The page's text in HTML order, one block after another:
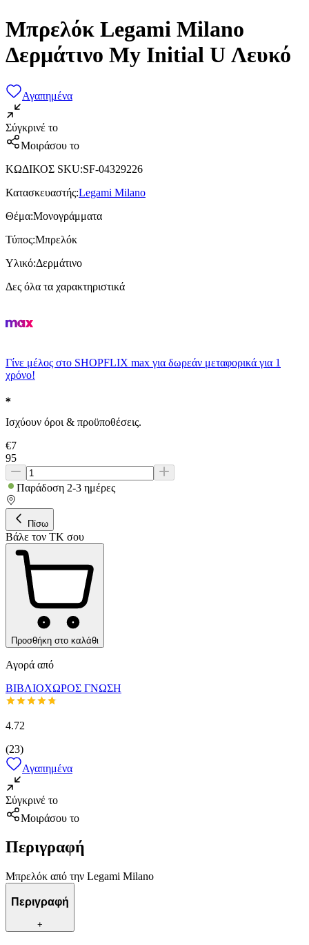
Μπρελόκ Legami Milano
Δερμάτινο My Initial U Λευκό
Αγαπημένα
Σύγκρινέ το
Μοιράσου το
ΚΩΔΙΚΟΣ SKU:SF-04329226
Κατασκευαστής:Legami Milano
Θέμα:Μονογράμματα
Τύπος:Μπρελόκ
Υλικό:Δερμάτινο
Δες όλα τα χαρακτηριστικά
Γίνε μέλος στο SHOPFLIX max για δωρεάν μεταφορικά για 1
χρόνο!
Ισχύουν όροι & προϋποθέσεις.
€7
95
Παράδοση 2-3 ημέρες
Πίσω
Βάλε τον ΤΚ σου
Προσθήκη στο καλάθι
Αγορά από
ΒΙΒΛΙΟΧΩΡΟΣ ΓΝΩΣΗ
4.72
(23)
Αγαπημένα
Σύγκρινέ το
Μοιράσου το
Περιγραφή
Μπρελόκ από την Legami Milano
Περιγραφή
+